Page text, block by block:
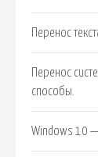
Перенос
Перенос
способы.
Windows 10 —